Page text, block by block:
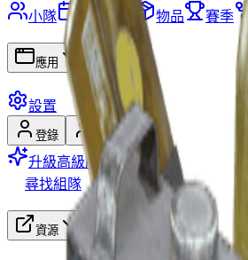
小隊
地圖事件 物品 賽季
應用
設置
登錄 註冊
升級高級版
尋找組隊
資源